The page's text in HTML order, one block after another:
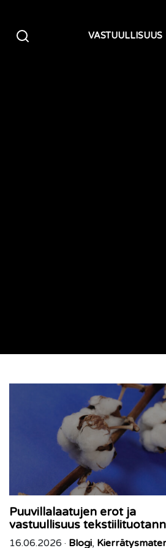
VASTUULLISUUS
Puuvillalaatujen erot ja
vastuullisuus
16.06.2026 · Blogi,